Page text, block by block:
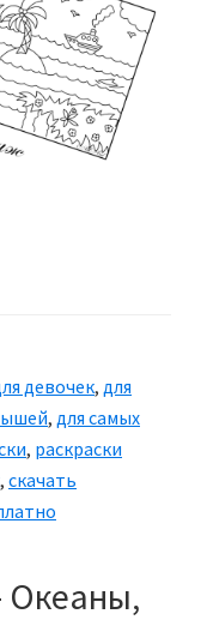
девочек, для
, для самых
, раскраски
, скачать
Океаны,